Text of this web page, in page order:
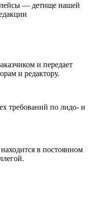
— детище нашей
и передает
и редактору.
требований по лидо- и
в постоянном